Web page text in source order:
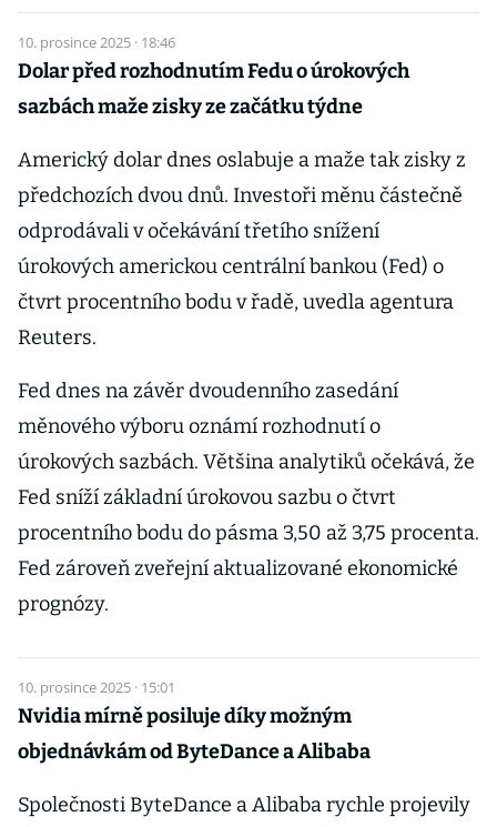
10. prosince 2025 · 18:46
Dolar před rozhodnutím Fedu o úrokových
sazbách maže zisky ze začátku týdne
Americký dolar dnes oslabuje a maže tak zisky z
předchozích dvou dnů. Investoři měnu částečně
odprodávali v očekávání třetího snížení
úrokových americkou centrální bankou (Fed) o
čtvrt procentního bodu v řadě, uvedla agentura
Reuters.
Fed dnes na závěr dvoudenního zasedání
měnového výboru oznámí rozhodnutí o
úrokových sazbách. Většina analytiků očekává, že
Fed sníží základní úrokovou sazbu o čtvrt
procentního bodu do pásma 3,50 až 3,75 procenta.
Fed zároveň zveřejní aktualizované ekonomické
prognózy.
10. prosince 2025 · 15:01
Nvidia mírně posiluje díky možným
objednávkám od ByteDance a Alibaba
Společnosti ByteDance a Alibaba rychle projevily